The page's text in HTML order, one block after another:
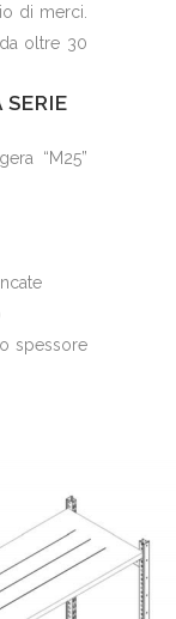
di merci.
oltre 30
“M25”
spessore